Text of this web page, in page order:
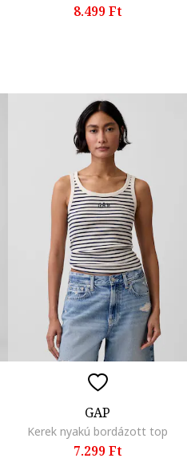
8.499 Ft
GAP
Kerek nyakú bordázott top
7.299 Ft